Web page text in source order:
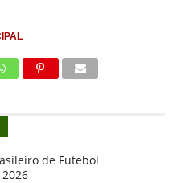
de Futebol